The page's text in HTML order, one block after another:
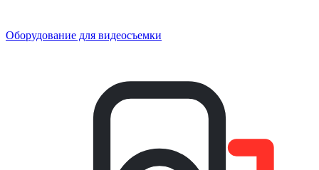
Оборудование для видеосъемки